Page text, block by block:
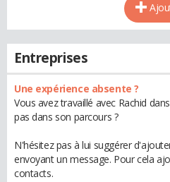
Entreprises
Une expérience absente ?
Vous avez travaillé avec Rachid
pas dans son parcours ?
N'hésitez pas à lui suggérer
envoyant un message. Pour cela
contacts.